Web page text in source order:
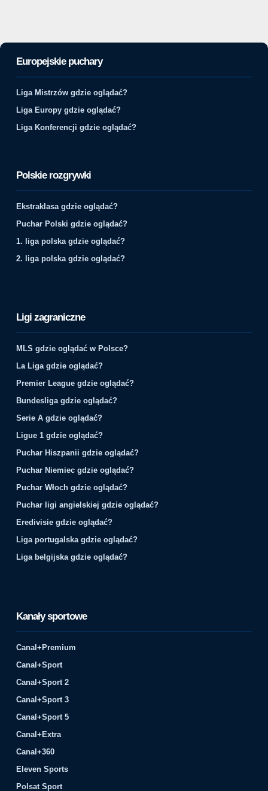
Europejskie puchary
Liga Mistrzów gdzie oglądać?
Liga Europy gdzie oglądać?
Liga Konferencji gdzie oglądać?
Polskie rozgrywki
Ekstraklasa gdzie oglądać?
Puchar Polski gdzie oglądać?
1. liga polska gdzie oglądać?
2. liga polska gdzie oglądać?
Ligi zagraniczne
MLS gdzie oglądać w Polsce?
La Liga gdzie oglądać?
Premier League gdzie oglądać?
Bundesliga gdzie oglądać?
Serie A gdzie oglądać?
Ligue 1 gdzie oglądać?
Puchar Hiszpanii gdzie oglądać?
Puchar Niemiec gdzie oglądać?
Puchar Włoch gdzie oglądać?
Puchar ligi angielskiej gdzie oglądać?
Eredivisie gdzie oglądać?
Liga portugalska gdzie oglądać?
Liga belgijska gdzie oglądać?
Kanały sportowe
Canal+Premium
Canal+Sport
Canal+Sport 2
Canal+Sport 3
Canal+Sport 5
Canal+Extra
Canal+360
Eleven Sports
Polsat Sport